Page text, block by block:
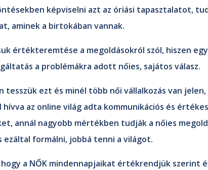
képviselni azt az óriási tapasztalatot,
aminek a birtokában vannak.
értékteremtése a megoldásokról szól, hiszen
a problémákra adott nőies, sajátos válasz.
tesszük ezt és minél több női vállalkozás van jelen,
az online világ adta kommunikációs és
annál nagyobb mértékben tudják a nőies
ezáltal formálni, jobbá tenni a világot.
hogy a NŐK mindennapjaikat értékrendjük szerint